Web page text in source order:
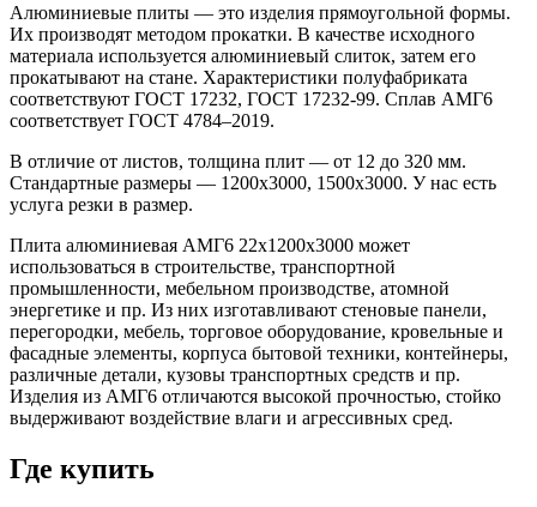
Алюминиевые плиты — это изделия прямоугольной формы.
Их производят методом прокатки. В качестве исходного
материала используется алюминиевый слиток, затем его
прокатывают на стане. Характеристики полуфабриката
соответствуют ГОСТ 17232, ГОСТ 17232-99. Сплав АМГ6
соответствует ГОСТ 4784–2019.
В отличие от листов, толщина плит — от 12 до 320 мм.
Стандартные размеры — 1200x3000, 1500x3000. У нас есть
услуга резки в размер.
Плита алюминиевая АМГ6 22х1200х3000 может
использоваться в строительстве, транспортной
промышленности, мебельном производстве, атомной
энергетике и пр. Из них изготавливают стеновые панели,
перегородки, мебель, торговое оборудование, кровельные и
фасадные элементы, корпуса бытовой техники, контейнеры,
различные детали, кузовы транспортных средств и пр.
Изделия из АМГ6 отличаются высокой прочностью, стойко
выдерживают воздействие влаги и агрессивных сред.
Где купить